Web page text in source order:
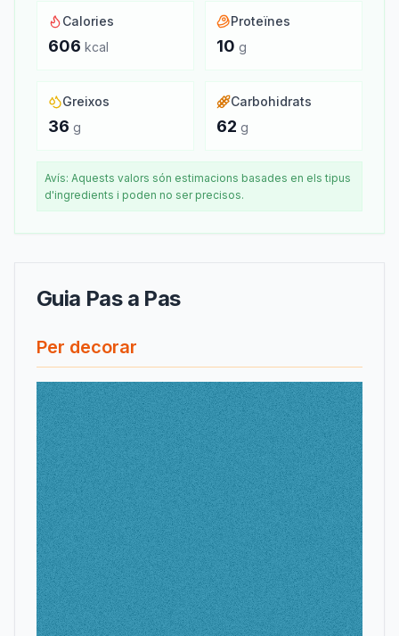
Calories
606 kcal
Proteïnes
10 g
Greixos
36 g
Carbohidrats
62 g
Avís: Aquests valors són estimacions basades en els tipus
d'ingredients i poden no ser precisos.
Guia Pas a Pas
Per decorar